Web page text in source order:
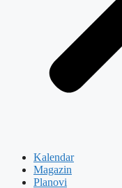
Kalendar
Magazin
Planovi